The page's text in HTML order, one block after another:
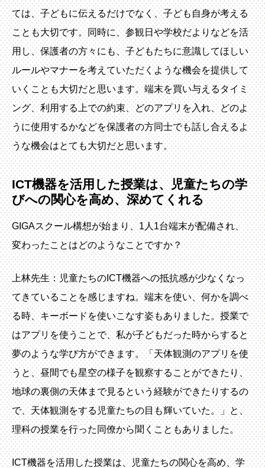
ては、子どもに伝えるだけでなく、子ども自身が考える
ことも大切です。同時に、参観日や学校だよりなどを活
用し、保護者の方々にも、子どもたちに意識してほしい
ルールやマナーを考えていただくような機会を提供して
いくことも大切だと思います。端末を買い与えるタイミ
ング、利用する上での約束、どのアプリを入れ、どのよ
うに使用するかなどを保護者の方同士でも話し合えるよ
うな機会はとても大切だと思います。
ICT機器を活用した授業は、児童たちの学
びへの関心を高め、深めてくれる
GIGAスクール構想が始まり、1人1台端末が配備され、
変わったことはどのようなことですか？
上林先生：児童たちのICT機器への抵抗感が少なくなっ
てきていることを感じますね。端末を使い、何かを調べ
る時、キーボードを使いこなす姿もありました。授業で
はアプリを使うことで、私が子どもだった時からすると
夢のような学び方ができます。「天体観測のアプリを使
うと、昼間でも星空の様子を観察することができたり、
地球の裏側の天体まで見るという経験ができたりするの
で、天体観測をする児童たちの目も輝いていた。」と、
理科の授業を行った同僚から聞くこともありました。
ICT機器を活用した授業は、児童たちの関心を高め、学